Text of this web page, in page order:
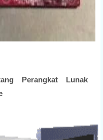
Perangkat Lunak